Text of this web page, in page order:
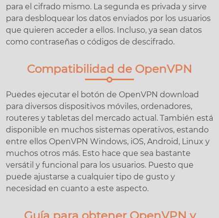
para el cifrado mismo. La segunda es privada y sirve
para desbloquear los datos enviados por los usuarios
que quieren acceder a ellos. Incluso, ya sean datos
como contraseñas o códigos de descifrado.
Compatibilidad de OpenVPN
Puedes ejecutar el botón de OpenVPN download
para diversos dispositivos móviles, ordenadores,
routeres y tabletas del mercado actual. También está
disponible en muchos sistemas operativos, estando
entre ellos OpenVPN Windows, iOS, Android, Linux y
muchos otros más. Esto hace que sea bastante
versátil y funcional para los usuarios. Puesto que
puede ajustarse a cualquier tipo de gusto y
necesidad en cuanto a este aspecto.